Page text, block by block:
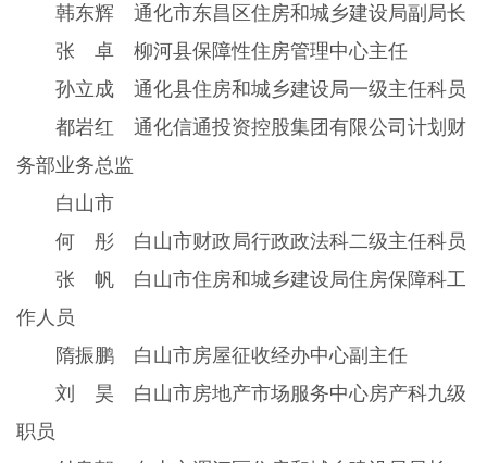
韩东辉 通化市东昌区住房和城乡建设局副局长
张 卓 柳河县保障性住房管理中心主任
孙立成 通化县住房和城乡建设局一级主任科员
都岩红 通化信通投资控股集团有限公司计划财
务部业务总监
白山市
何 彤 白山市财政局行政政法科二级主任科员
张 帆 白山市住房和城乡建设局住房保障科工
作人员
隋振鹏 白山市房屋征收经办中心副主任
刘 昊 白山市房地产市场服务中心房产科九级
职员